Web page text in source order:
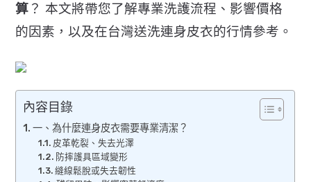
算 ？ 本文將帶您了解專業洗護流程、影響價格
的因素，以及在台灣送洗連身皮衣的行情參考。
內容目錄
一、為什麼連身皮衣需要專業清潔？
皮革乾裂、失去光澤
防摔護具區域變形
縫線鬆脫或失去韌性